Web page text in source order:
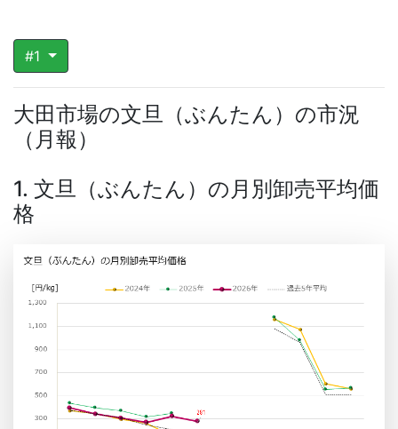
#1
大田市場の文旦（ぶんたん）の市況
（月報）
1. 文旦（ぶんたん）の月別卸売平均価
格